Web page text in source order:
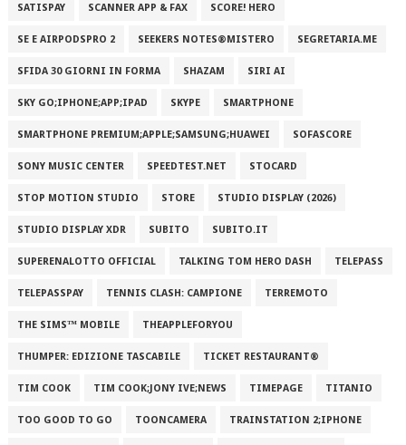
SATISPAY SCANNER APP & FAX SCORE! HERO
SE E AIRPODSPRO 2 SEEKERS NOTES®MISTERO SEGRETARIA.ME
SFIDA 30 GIORNI IN FORMA SHAZAM SIRI AI
SKY GO;IPHONE;APP;IPAD SKYPE SMARTPHONE
SMARTPHONE PREMIUM;APPLE;SAMSUNG;HUAWEI SOFASCORE
SONY MUSIC CENTER SPEEDTEST.NET STOCARD
STOP MOTION STUDIO STORE STUDIO DISPLAY (2026)
STUDIO DISPLAY XDR SUBITO SUBITO.IT
SUPERENALOTTO OFFICIAL TALKING TOM HERO DASH TELEPASS
TELEPASSPAY TENNIS CLASH: CAMPIONE TERREMOTO
THE SIMS™ MOBILE THEAPPLEFORYOU
THUMPER: EDIZIONE TASCABILE TICKET RESTAURANT®
TIM COOK TIM COOK;JONY IVE;NEWS TIMEPAGE TITANIO
TOO GOOD TO GO TOONCAMERA TRAINSTATION 2;IPHONE